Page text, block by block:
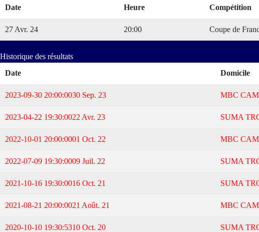
Date
Heure Compétition
27 Avr. 24 20:00 Coupe de
Historique des résultats
Date
Domicile
2023-09-30 20:00:0030 Sep. 23 MBC
2023-04-22 19:30:0022 Avr. 23 SUMA
2022-10-01 20:00:0001 Oct. 22 MBC
2022-07-09 19:30:0009 Juil. 22 SUMA
2021-10-16 19:30:0016 Oct. 21 SUMA
2021-08-21 20:00:0021 Août. 21 MBC
2020-10-10 19:30:5310 Oct. 20 SUMA